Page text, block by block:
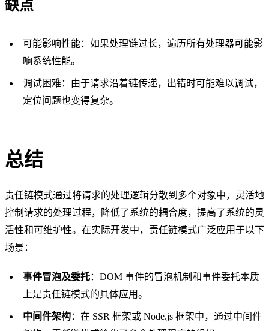
缺点
可能影响性能：如果处理链过长，遍历所有处理器可能影
响系统性能。
调试困难：由于请求沿着链传递，出错时可能难以调试，
定位问题也变得复杂。
总结
责任链模式通过将请求的处理逻辑分散到多个对象中，灵活地
控制请求的处理过程，降低了系统的耦合度，提高了系统的灵
活性和可维护性。在实际开发中，责任链模式广泛应用于以下
场景：
事件冒泡及委托：DOM 事件的冒泡机制和事件委托本质
上是责任链模式的具体应用。
中间件架构：在 SSR 框架或 Node.js 框架中，通过中间件